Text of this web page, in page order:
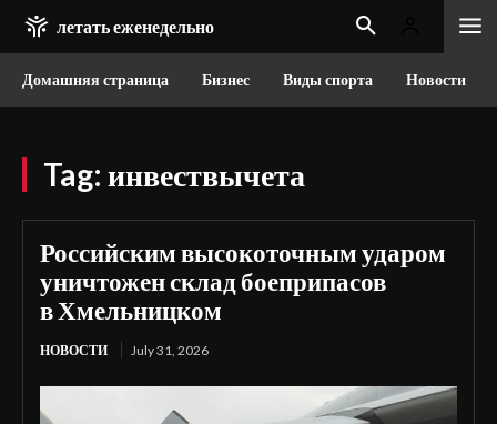
летать еженедельно
Домашняя страница Бизнес Виды спорта Новости
Tag: инвествычета
Российским высокоточным ударом
уничтожен склад боеприпасов
в Хмельницком
НОВОСТИ July 31, 2026